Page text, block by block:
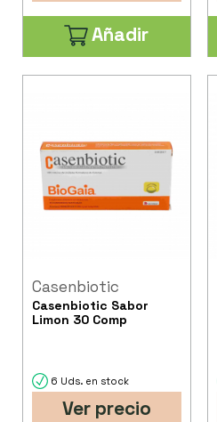
Añadir
Casenbiotic
Casenbiotic Sabor
Limon 30 Comp
6 Uds. en stock
Ver precio